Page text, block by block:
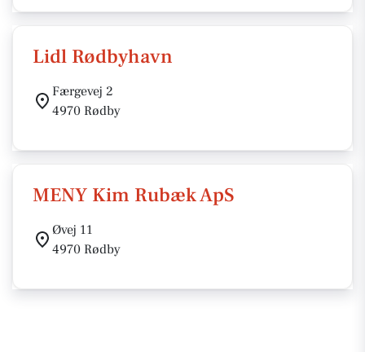
Lidl Rødbyhavn
Færgevej 2
4970 Rødby
MENY Kim Rubæk ApS
Øvej 11
4970 Rødby